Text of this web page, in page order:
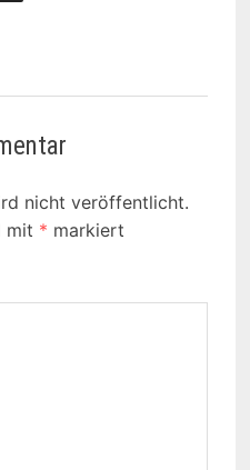
nicht veröffentlicht.
mit * markiert